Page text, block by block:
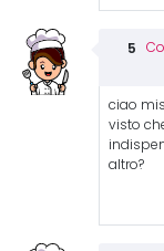
ciao
visto
altro?